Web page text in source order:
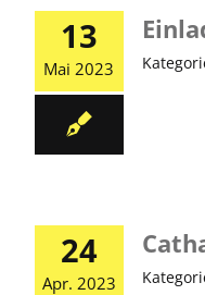
13
Mai 2023
24
Apr. 2023